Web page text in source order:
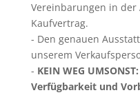
Vereinbarungen in
Kaufvertrag.
Den genauen
unserem
KEIN WEG
Verfügbarkeit und